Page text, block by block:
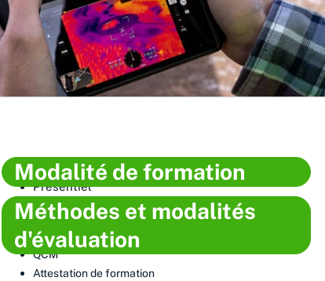
Modalité de formation​
Présentiel
Méthodes et modalités
d'évaluation​
QCM
Attestation de formation